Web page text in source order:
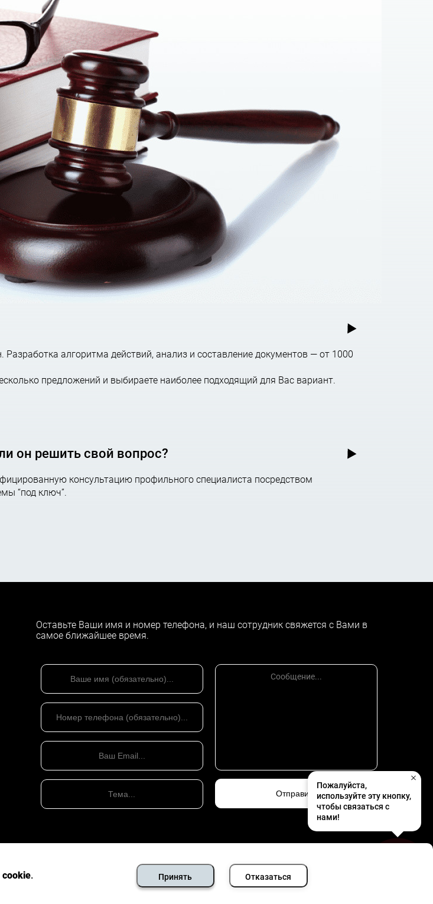
систем контроля рисков с учетом деятельности клиента, его целей и
с рекомендациями о минимизации налоговых рисков;
основанной на актуальной практике их применения и прогнозируемых к
целью минимизации рисков.
экономить Ваши деньги, а не тратить их. Мы выявляем каждодневные риски для
устранению с тем, чтобы Вам не пришлось больше обращаться за
налогооблажения, а в случае необходимости – сопроводим процесс
, а такжефинансовымвопросам. И поверьте, Ваши деньги непременно
НАЛОГОВЫХ РИСКОВ
алгоритма действий, анализ и составление документов — от 1000
предложений и выбираете наиболее подходящий для Вас вариант.
он решить свой вопрос?
консультацию профильного специалиста посредством
“под ключ”.
Оставьте Ваши имя и номер телефона, и наш сотрудник свяжется с Вами в
самое ближайшее время.
Пожалуйста,
используйте эту кнопку,
чтобы связаться с
нами!
cookie. Принять Отказаться